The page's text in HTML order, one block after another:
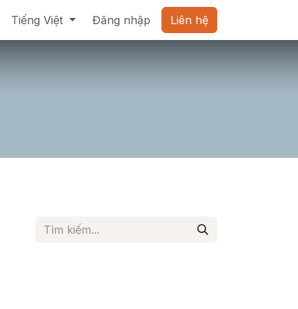
Tiếng Việt Đăng nhập Liên hệ